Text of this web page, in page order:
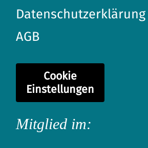
Datenschutzerklärung
AGB
Cookie
Einstellungen
Mitglied im: